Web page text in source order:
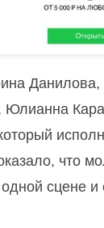
Данилова,
Юлианна
что
сцене и